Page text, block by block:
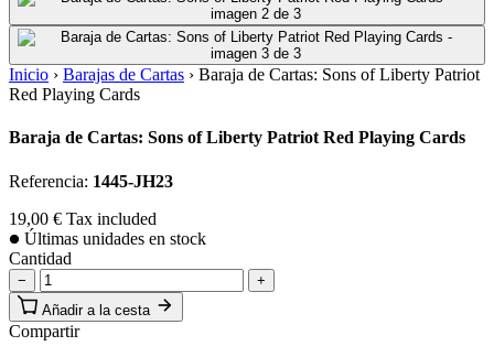
Inicio › Barajas de Cartas › Baraja de Cartas: Sons of Liberty Patriot
Red Playing Cards
Baraja de Cartas: Sons of Liberty Patriot Red Playing Cards
Referencia: 1445-JH23
19,00 € Tax included
Últimas unidades en stock
Cantidad
−
+
Añadir a la cesta
Compartir